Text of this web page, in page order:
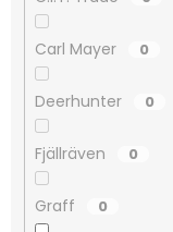
Carl Mayer 0
Deerhunter 0
Fjällräven 0
Graff 0